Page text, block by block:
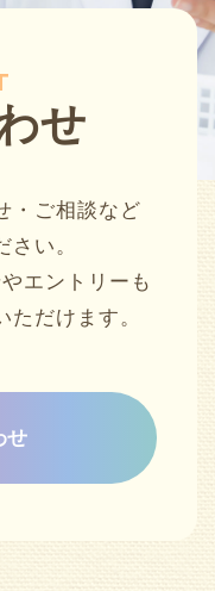
せ
・ご相談など
い。
エントリーも
だけます。
せ